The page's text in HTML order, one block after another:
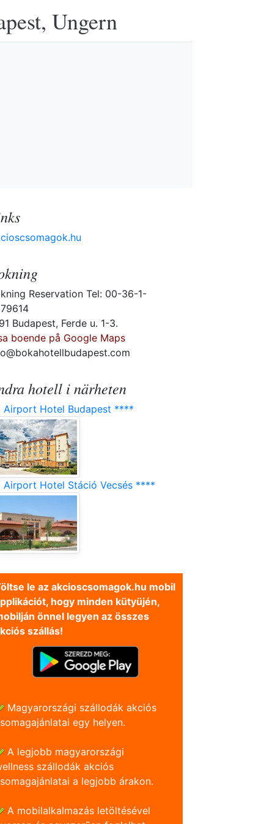
Ungern
Reservation Tel: 00-36-1-
Budapest, Ferde u. 1-3.
boende på Google Maps
hotell i närheten
Hotel Budapest ****
Hotel Stáció Vecsés ****
le az akcioscsomagok.hu mobil
hogy minden kütyüjén,
önnel legyen az összes
szállás!
Magyarországi szállodák akciós
egy helyen.
A legjobb magyarországi
szállodák akciós
a legjobb árakon.
A mobilalkalmazás letöltésével